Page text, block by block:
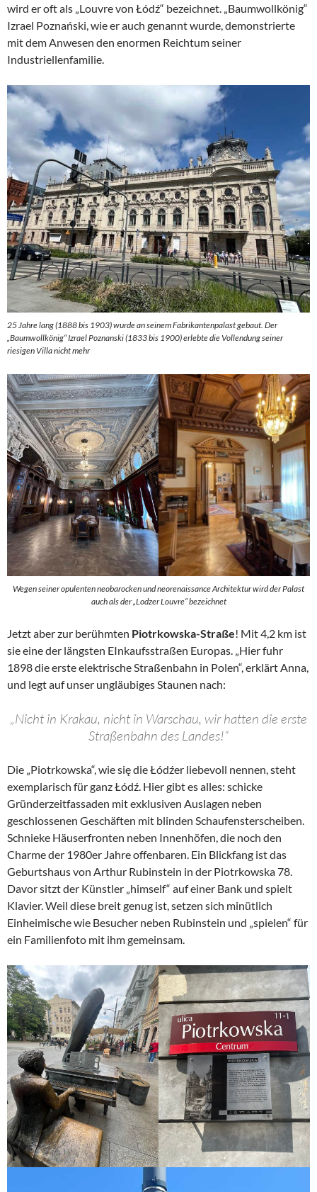
wird er oft als „Louvre von Łódź“ bezeichnet. „Baumwollkönig“
Izrael Poznański, wie er auch genannt wurde, demonstrierte
mit dem Anwesen den enormen Reichtum seiner
Industriellenfamilie.
25 Jahre lang (1888 bis 1903) wurde an seinem Fabrikantenpalast gebaut. Der
„Baumwollkönig“ Izrael Poznanski (1833 bis 1900) erlebte die Vollendung seiner
riesigen Villa nicht mehr
Wegen seiner opulenten neobarocken und neorenaissance Architektur wird der Palast
auch als der „Lodzer Louvre“ bezeichnet
Jetzt aber zur berühmten Piotrkowska-Straße! Mit 4,2 km ist
sie eine der längsten EInkaufsstraßen Europas. „Hier fuhr
1898 die erste elektrische Straßenbahn in Polen“, erklärt Anna,
und legt auf unser ungläubiges Staunen nach:
„Nicht in Krakau, nicht in Warschau, wir hatten die erste
Straßenbahn des Landes!“
Die „Piotrkowska“, wie się die Łódźer liebevoll nennen, steht
exemplarisch für ganz Łódź. Hier gibt es alles: schicke
Gründerzeitfassaden mit exklusiven Auslagen neben
geschlossenen Geschäften mit blinden Schaufensterscheiben.
Schnieke Häuserfronten neben Innenhöfen, die noch den
Charme der 1980er Jahre offenbaren. Ein Blickfang ist das
Geburtshaus von Arthur Rubinstein in der Piotrkowska 78.
Davor sitzt der Künstler „himself“ auf einer Bank und spielt
Klavier. Weil diese breit genug ist, setzen sich minütlich
Einheimische wie Besucher neben Rubinstein und „spielen“ für
ein Familienfoto mit ihm gemeinsam.